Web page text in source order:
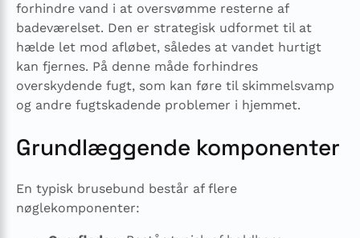
forhindre vand i at oversvømme resterne af
badeværelset. Den er strategisk udformet til at
hælde let mod afløbet, således at vandet hurtigt
kan fjernes. På denne måde forhindres
overskydende fugt, som kan føre til skimmelsvamp
og andre fugtskadende problemer i hjemmet.
Grundlæggende komponenter
En typisk brusebund består af flere
nøglekomponenter: